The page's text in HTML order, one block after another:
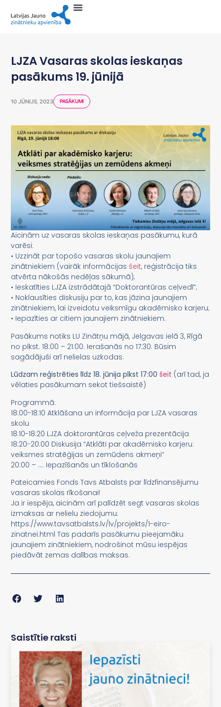
LJZA Vasaras skolas ieskaņas
pasākums 19. jūnijā
10 JŪNIJS, 2023 PASĀKUMI
Aicinām uz vasaras skolas ieskaņas pasākumu, kurā
varēsi:
• Uzzināt par topošo vasaras skolu jaunajiem
zinātniekiem (vairāk informācijas šeit, reģistrācija tiks
atvērta nākošās nedēļas sākumā);
• Ieskatīties LJZA izstrādātajā “Doktorantūras ceļvedī”;
• Noklausīties diskusiju par to, kas jāzina jaunajiem
zinātniekiem, lai izveidotu veiksmīgu akadēmisko karjeru;
• Iepazīties ar citiem jaunajiem zinātniekiem.
Pasākums notiks LU Zinātņu mājā, Jelgavas ielā 3, Rīgā
no plkst. 18:00 – 21:00. Ierašanās no 17:30. Būsim
sagādājuši arī nelielas uzkodas.
Lūdzam reģistrēties līdz 18. jūnija plkst 17:00šeit (arī tad, ja
vēlaties pasākumam sekot tiešsaistē)
Programmā:
18:00-18:10 Atklāšana un informācija par LJZA vasaras
skolu
18:10-18:20 LJZA doktorantūras ceļveža prezentācija
18:20-20:00 Diskusija “Atklāti par akadēmisko karjeru:
veiksmes stratēģijas un zemūdens akmeņi”
20:00 – …. Iepazīšanās un tīklošanās
Pateicamies Fonds Tavs Atbalsts par līdzfinansējumu
vasaras skolas rīkošanai!
Ja ir iespēja, aicinām arī palīdzēt segt vasaras skolas
izmaksas ar nelielu ziedojumu:
https://www.tavsatbalsts.lv/lv/projekts/1-eiro-
zinatnei.html Tas padarīs pasākumu pieejamāku
jaunajiem zinātniekiem, nodrošinot mūsu iespējas
piedāvāt zemas dalības maksas.
Saistītie raksti